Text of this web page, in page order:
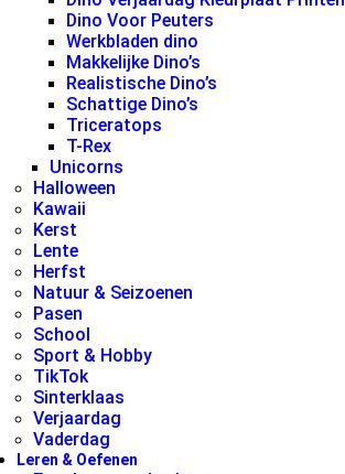
Dino Voor Peuters
Werkbladen dino
Makkelijke Dino’s
Realistische Dino’s
Schattige Dino’s
Triceratops
T-Rex
Unicorns
Halloween
Kawaii
Kerst
Lente
Herfst
Natuur & Seizoenen
Pasen
School
Sport & Hobby
TikTok
Sinterklaas
Verjaardag
Vaderdag
Leren & Oefenen